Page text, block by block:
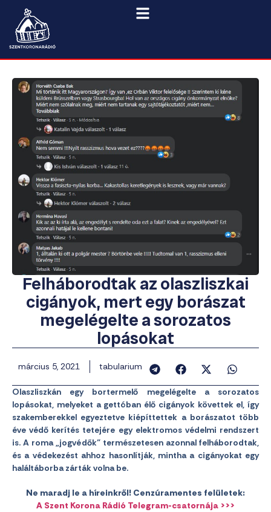
Felháborodtak az olaszliszkai
cigányok, mert egy borászat
megelégelte a sorozatos
lopásokat
március 5, 2021 tabularium
Olaszliszkán egy bortermelő megelégelte a sorozatos
lopásokat, melyeket a gettóban élő cigányok követtek el, így
szakemberekkel egyeztetve kiépíttettek a borászatot több
éve védő kerítés tetejére egy elektromos védelmi rendszert
is. A roma „jogvédők” természetesen azonnal felháborodtak,
és a védekezést ahhoz hasonlítják, mintha a cigányokat egy
haláltáborba zárták volna be.
Ne maradj le a híreinkről! Cenzúramentes felületek:
A Szent Korona Rádió Telegram-csatornája >>>